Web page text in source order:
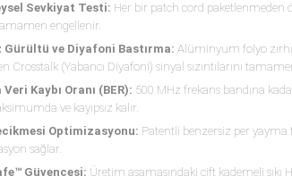
Sevkiyat Testi: Her bir patch cord paketlenmeden
engellenir.
Gürültü ve Diyafoni Bastırma: Alüminyum folyo
Crosstalk (Yabancı Diyafoni) sinyal sızıntılarını
Kaybı Oranı (BER): 500 MHz frekans bandına
ve kayıpsız kalır.
Optimizasyonu: Patentli benzersiz per yayma
sağlar.
Güvencesi: Üretim aşamasındaki çift kademeli sıkı